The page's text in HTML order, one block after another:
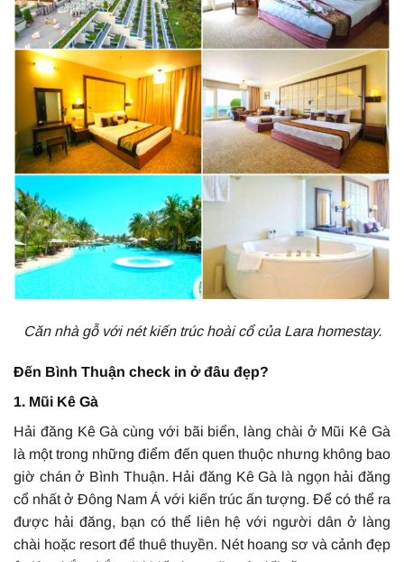
Căn nhà gỗ với nét kiến trúc hoài cổ của Lara homestay.
Đến Bình Thuận check in ở đâu đẹp?
1. Mũi Kê Gà
Hải đăng Kê Gà cùng với bãi biển, làng chài ở Mũi Kê Gà
là một trong những điểm đến quen thuộc nhưng không bao
giờ chán ở Bình Thuận. Hải đăng Kê Gà là ngọn hải đăng
cổ nhất ở Đông Nam Á với kiến trúc ấn tượng. Để có thể ra
được hải đăng, bạn có thể liên hệ với người dân ở làng
chài hoặc resort để thuê thuyền. Nét hoang sơ và cảnh đẹp